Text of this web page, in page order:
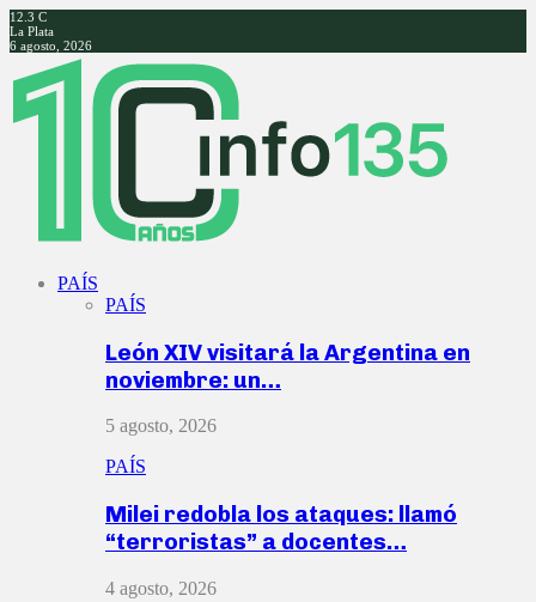
12.3 C
La Plata
6 agosto, 2026
Facebook
Twitter
Instagram
Youtube
PAÍS
PAÍS
León XIV visitará la Argentina en
noviembre: un…
5 agosto, 2026
PAÍS
Milei redobla los ataques: llamó
“terroristas” a docentes…
4 agosto, 2026